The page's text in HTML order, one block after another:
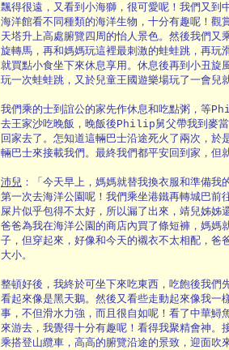
飄得很遠，又看到小海獅，很可愛呢！我們又到
海洋館看不同種類的海洋生物，十分有趣呢！觀
天塔升上高處腑覽四周的怡人景色。然後我們又
旋轉馬，再和媽媽玩這裡最刺激的蛙蛙跳，再玩
就買點小食坐下來休息享用。休息後再到小丑旋
玩一次蛙蛙跳，又於兒童王國遊樂場玩了一會兒
我們乘的士到誼公的家先作休息和吃點粥，
去王家沙吃晚飯，晚飯後Philip舅父帶我到麥
回家去了。怎知道這輛巴士沿途死火了兩次，
輛巴士來接載我們。最終我們都平安回到家，但
沛兒 ：「今天早上，媽媽就替我換衣服和準備
第一次去海洋公園呢！我們乘坐港鐵再轉城巴前
屎片似乎包得不太好，所以漏了出來，靖兒姊姊
爸爸為我在海洋公園的商店內買了條短褲，媽媽
子，但穿起來，好像和今天的襯衣不太相配，爸
大小。
整頓好後，我終於可坐下來吃東西，吃飽後我們
看起來像是黑天鵝。然後又看些走動起來像我一
事，不但滑水力強，而且很自如呢！看了中華鱘
來游去，我覺得十分有趣呢！看得我聚精會神。
乘搭登山纜車，高高的腑覽沿途的景致，迎面吹